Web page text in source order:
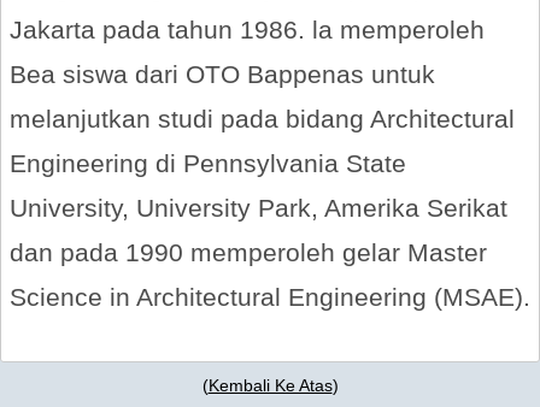
Jakarta pada tahun 1986. la memperoleh
Bea siswa dari OTO Bappenas untuk
melanjutkan studi pada bidang Architectural
Engineering di Pennsylvania State
University, University Park, Amerika Serikat
dan pada 1990 memperoleh gelar Master
Science in Architectural Engineering (MSAE).
(Kembali Ke Atas)